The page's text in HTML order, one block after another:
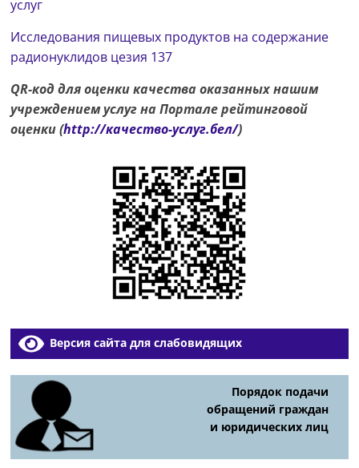
услуг
Исследования пищевых продуктов на содержание
радионуклидов цезия 137
QR-код для оценки качества оказанных нашим
учреждением услуг на Портале рейтинговой
оценки (http://качество-услуг.бел/)
Версия сайта для слабовидящих
Порядок подачи
обращений граждан
и юридических лиц